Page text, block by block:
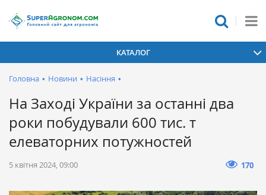
КАТАЛОГ
Головна • Новини • Насіння •
На Заході України за останні два
роки побудували 600 тис. т
елеваторних потужностей
5 квітня 2024, 09:00 170